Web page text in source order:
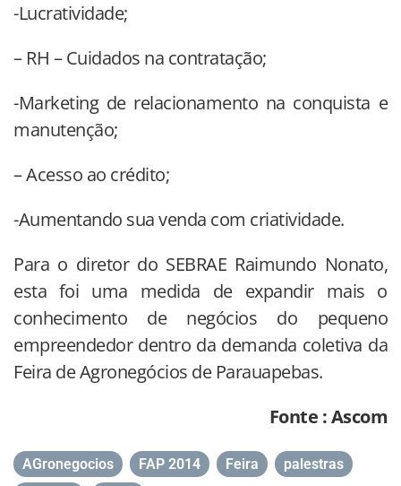
-Lucratividade;
– RH – Cuidados na contratação;
-Marketing de relacionamento na conquista e
manutenção;
– Acesso ao crédito;
-Aumentando sua venda com criatividade.
Para o diretor do SEBRAE Raimundo Nonato,
esta foi uma medida de expandir mais o
conhecimento de negócios do pequeno
empreendedor dentro da demanda coletiva da
Feira de Agronegócios de Parauapebas.
Fonte : Ascom
AGronegocios FAP 2014 Feira palestras